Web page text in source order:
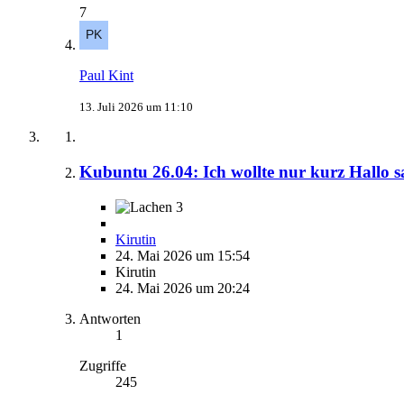
7
Paul Kint
13. Juli 2026 um 11:10
Kubuntu 26.04: Ich wollte nur kurz Hallo
3
Kirutin
24. Mai 2026 um 15:54
Kirutin
24. Mai 2026 um 20:24
Antworten
1
Zugriffe
245